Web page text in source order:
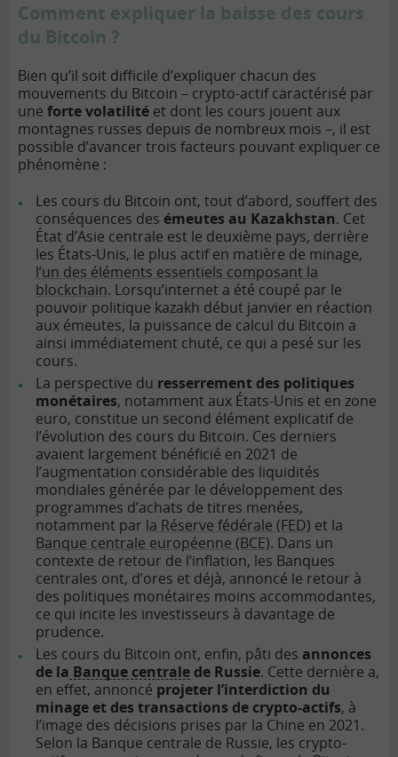
Comment expliquer la baisse des cours
du Bitcoin ?
Bien qu’il soit difficile d’expliquer chacun des
mouvements du Bitcoin – crypto-actif caractérisé par
une forte volatilité et dont les cours jouent aux
montagnes russes depuis de nombreux mois –, il est
possible d’avancer trois facteurs pouvant expliquer ce
phénomène :
Les cours du Bitcoin ont, tout d’abord, souffert des
conséquences des émeutes au Kazakhstan. Cet
État d’Asie centrale est le deuxième pays, derrière
les États-Unis, le plus actif en matière de minage,
l’un des éléments essentiels composant la
blockchain. Lorsqu’internet a été coupé par le
pouvoir politique kazakh début janvier en réaction
aux émeutes, la puissance de calcul du Bitcoin a
ainsi immédiatement chuté, ce qui a pesé sur les
cours.
La perspective du resserrement des politiques
monétaires, notamment aux États-Unis et en zone
euro, constitue un second élément explicatif de
l’évolution des cours du Bitcoin. Ces derniers
avaient largement bénéficié en 2021 de
l’augmentation considérable des liquidités
mondiales générée par le développement des
programmes d’achats de titres menées,
notamment par la Réserve fédérale (FED) et la
Banque centrale européenne (BCE). Dans un
contexte de retour de l’inflation, les Banques
centrales ont, d’ores et déjà, annoncé le retour à
des politiques monétaires moins accommodantes,
ce qui incite les investisseurs à davantage de
prudence.
Les cours du Bitcoin ont, enfin, pâti des annonces
de la Banque centrale de Russie. Cette dernière a,
en effet, annoncé projeter l’interdiction du
minage et des transactions de crypto-actifs, à
l’image des décisions prises par la Chine en 2021.
Selon la Banque centrale de Russie, les crypto-